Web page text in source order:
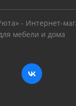
- Интернет-
мебели и дома